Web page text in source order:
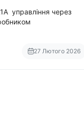
управління через
27 Лютого 2026